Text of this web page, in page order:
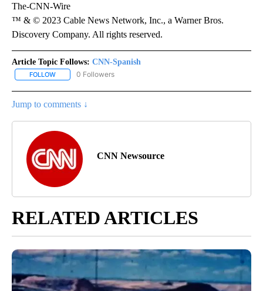
The-CNN-Wire
™ & © 2023 Cable News Network, Inc., a Warner Bros.
Discovery Company. All rights reserved.
Article Topic Follows: CNN-Spanish
FOLLOW FOLLOW "CNN-SPANISH" TO RECEIVE NOTIFICATIONS ABOUT
0 Followers
Jump to comments ↓
CNN Newsource
RELATED ARTICLES